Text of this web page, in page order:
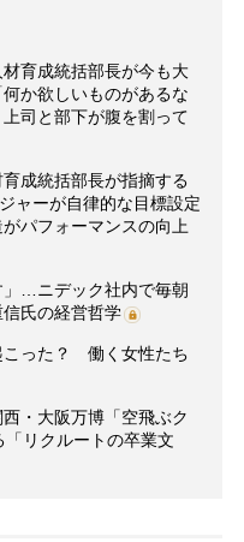
育成統括部長が今も大
か欲しいものがあるな
司と部下が腹を割って
成統括部長が指摘する
ャーが自律的な目標設定
パフォーマンスの向上
」…ニデック社内で毎朝
氏の経営哲学
こった？ 働く女性たち
・大阪万博「空飛ぶク
リクルートの卒業文